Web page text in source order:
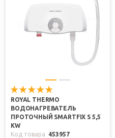
ROYAL THERMO
ВОДОНАГРЕВАТЕЛЬ
ПРОТОЧНЫЙ SMARTFIX S 5,5
KW
Код товара
453957